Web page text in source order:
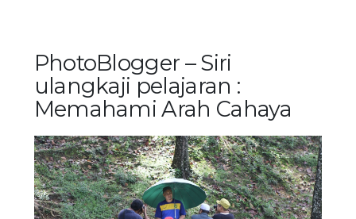
PhotoBlogger – Siri
ulangkaji pelajaran :
Memahami Arah Cahaya